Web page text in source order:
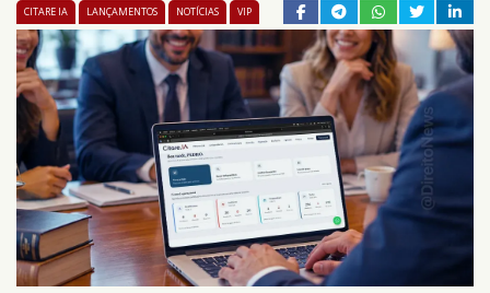
CITARE IA LANÇAMENTOS NOTÍCIAS VIP